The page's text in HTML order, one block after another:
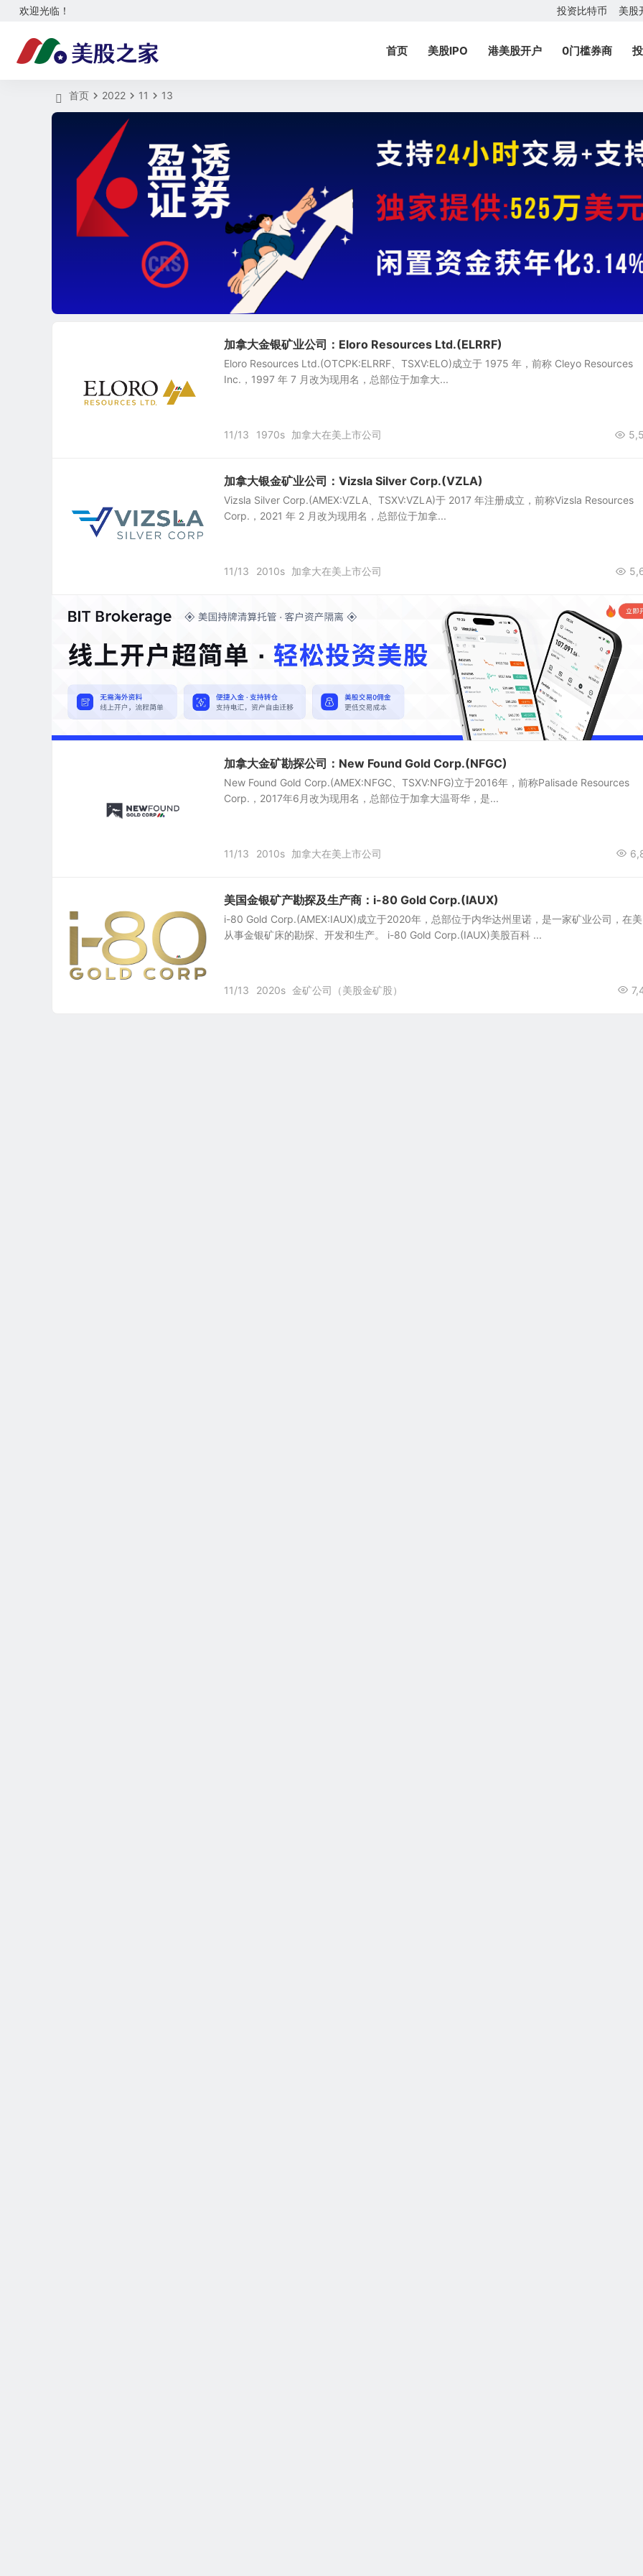
欢迎光临！ 投资比特币 美股
首页 美股IPO 港美股开户 0门槛券商
首页 2022 11 13
加拿大金银矿业公司：Eloro Resources Ltd.(ELRRF)
Eloro Resources Ltd.(OTCPK:ELRRF、TSXV:ELO)成立于 1975 年，前称 Cleyo Resources
Inc.，1997 年 7 月改为现用名，总部位于加拿大...
11/13 1970s 加拿大在美上市公司
加拿大银金矿业公司：Vizsla Silver Corp.(VZLA)
Vizsla Silver Corp.(AMEX:VZLA、TSXV:VZLA)于 2017 年注册成立，前称Vizsla Resources
Corp.，2021 年 2 月改为现用名，总部位于加拿...
11/13 2010s 加拿大在美上市公司
加拿大金矿勘探公司：New Found Gold Corp.(NFGC)
New Found Gold Corp.(AMEX:NFGC、TSXV:NFG)立于2016年，前称Palisade Resources
Corp.，2017年6月改为现用名，总部位于加拿大温哥华，是...
11/13 2010s 加拿大在美上市公司
美国金银矿产勘探及生产商：i-80 Gold Corp.(IAUX)
i-80 Gold Corp.(AMEX:IAUX)成立于2020年，总部位于内华达州里诺，是一家矿业公司，在
从事金银矿床的勘探、开发和生产。 i-80 Gold Corp.(IAUX)美股百科 ...
11/13 2020s 金矿公司（美股金矿股）